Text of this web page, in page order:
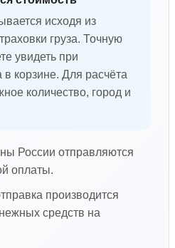
исходя из
груза. Точную
увидеть при
корзине. Для расчёта
количество, город и
России отправляются
оплаты.
производится
средств на